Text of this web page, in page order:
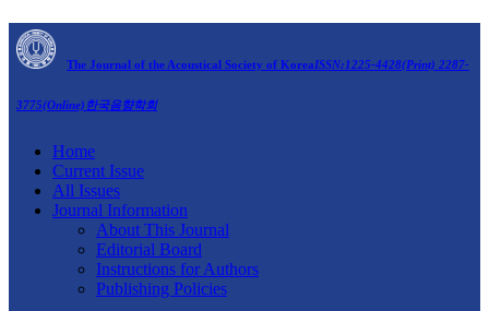
The Journal of the Acoustical Society of KoreaISSN:1225-4428(Print) 2287-
3775(Online) 한국음향학회
Home
Current Issue
All Issues
Journal Information
About This Journal
Editorial Board
Instructions for Authors
Publishing Policies